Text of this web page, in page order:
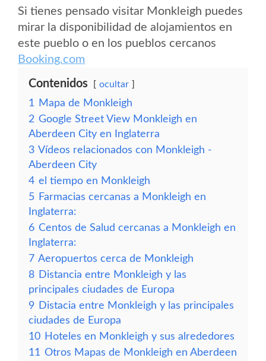
Si tienes pensado visitar Monkleigh puedes
mirar la disponibilidad de alojamientos en
este pueblo o en los pueblos cercanos
Booking.com
Contenidos ocultar
1
Mapa de Monkleigh
2 Google Street View Monkleigh en
Aberdeen City en Inglaterra
3 Vídeos relacionados con Monkleigh -
Aberdeen City
4 el tiempo en Monkleigh
5 Farmacias cercanas a Monkleigh en
Inglaterra:
6 Centos de Salud cercanas a Monkleigh en
Inglaterra:
7 Aeropuertos cerca de Monkleigh
8 Distancia entre Monkleigh y las
principales ciudades de Europa
9 Distacia entre Monkleigh y las principales
ciudades de Europa
10 Hoteles en Monkleigh y sus alrededores
11 Otros Mapas de Monkleigh en Aberdeen